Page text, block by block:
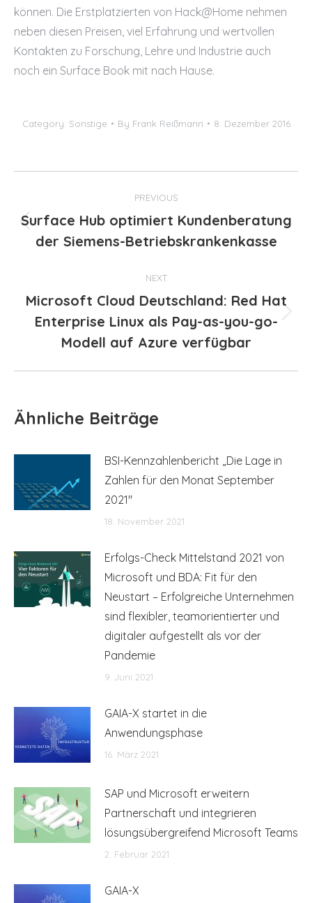
können. Die Erstplatzierten von Hack@Home nehmen
neben diesen Preisen, viel Erfahrung und wertvollen
Kontakten zu Forschung, Lehre und Industrie auch
noch ein Surface Book mit nach Hause.
Category: Sonstige By Frank Reißmann 8. Dezember 2016
navigation
PREVIOUS
Previous
post:
Surface Hub optimiert Kundenberatung
der Siemens-Betriebskrankenkasse
NEXT
Next
post:
Microsoft Cloud Deutschland: Red Hat
Enterprise Linux als Pay-as-you-go-
Modell auf Azure verfügbar
Ähnliche Beiträge
BSI-Kennzahlenbericht „Die Lage in
Zahlen für den Monat September
2021″
18. November 2021
Erfolgs-Check Mittelstand 2021 von
Microsoft und BDA: Fit für den
Neustart – Erfolgreiche Unternehmen
sind flexibler, teamorientierter und
digitaler aufgestellt als vor der
Pandemie
9. Juni 2021
GAIA-X startet in die
Anwendungsphase
16. März 2021
SAP und Microsoft erweitern
Partnerschaft und integrieren
lösungsübergreifend Microsoft Teams
2. Februar 2021
GAIA-X